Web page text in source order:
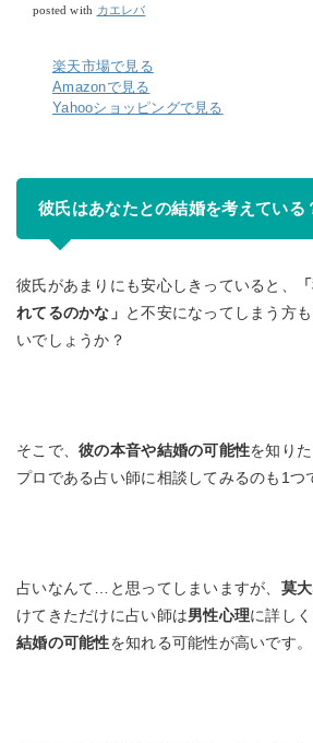
posted with カエレバ
楽天市場で見る
Amazonで見る
Yahooショッピングで見る
彼氏はあなたとの結婚を考えている
彼氏があまりにも安心しきっていると、
れてるのかな」 と不安になってしまう方
いでしょうか？
そこで、彼の本音や結婚の可能性を知り
プロである占い師に相談してみるのも1つ
占いなんて…と思ってしまいますが、 莫
けてきただけに占い師は男性心理に詳しく
結婚の可能性を知れる可能性が高いです。